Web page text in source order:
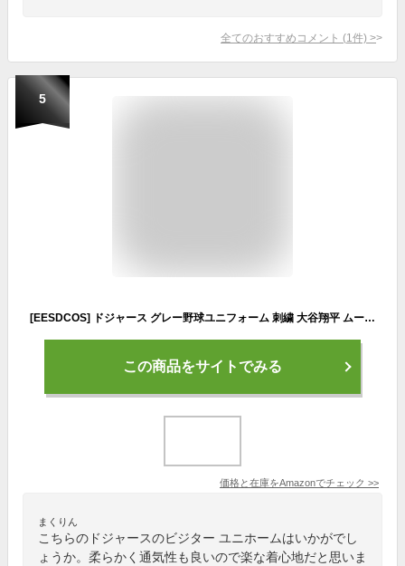
全てのおすすめコメント (1 件) >
5
[EESDCOS] ドジャース グレー野球ユニフォーム 刺繍 大谷翔平 ムーキー・ベッツ 山本由伸 フリーマン マンシー グラスノー ユニフォーム 17番 50番 5番 野球 夏服 男女兼用 通気性 快適 通勤 練習着 半袖 記念シャツ レプリカ 非公式 (17番,M)
この商品をサイトでみる
価格と在庫をAmazonでチェック >>
まくりん
こちらのドジャースのビジター ユニホームはいかがでし
ょうか。柔らかく通気性も良いので楽な着心地だと思いま